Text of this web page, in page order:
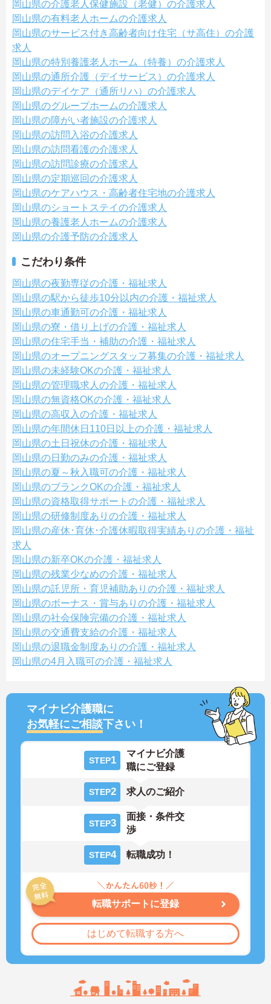
岡山県の介護老人保健施設（老健）の介護求人
岡山県の有料老人ホームの介護求人
岡山県のサービス付き高齢者向け住宅（サ高住）の介護
求人
岡山県の特別養護老人ホーム（特養）の介護求人
岡山県の通所介護（デイサービス）の介護求人
岡山県のデイケア（通所リハ）の介護求人
岡山県のグループホームの介護求人
岡山県の障がい者施設の介護求人
岡山県の訪問入浴の介護求人
岡山県の訪問看護の介護求人
岡山県の訪問診療の介護求人
岡山県の定期巡回の介護求人
岡山県のケアハウス・高齢者住宅地の介護求人
岡山県のショートステイの介護求人
岡山県の養護老人ホームの介護求人
岡山県の介護予防の介護求人
こだわり条件
岡山県の夜勤専従の介護・福祉求人
岡山県の駅から徒歩10分以内の介護・福祉求人
岡山県の車通勤可の介護・福祉求人
岡山県の寮・借り上げの介護・福祉求人
岡山県の住宅手当・補助の介護・福祉求人
岡山県のオープニングスタッフ募集の介護・福祉求人
岡山県の未経験OKの介護・福祉求人
岡山県の管理職求人の介護・福祉求人
岡山県の無資格OKの介護・福祉求人
岡山県の高収入の介護・福祉求人
岡山県の年間休日110日以上の介護・福祉求人
岡山県の土日祝休の介護・福祉求人
岡山県の日勤のみの介護・福祉求人
岡山県の夏～秋入職可の介護・福祉求人
岡山県のブランクOKの介護・福祉求人
岡山県の資格取得サポートの介護・福祉求人
岡山県の研修制度ありの介護・福祉求人
岡山県の産休･育休･介護休暇取得実績ありの介護・福祉
求人
岡山県の新卒OKの介護・福祉求人
岡山県の残業少なめの介護・福祉求人
岡山県の託児所・育児補助ありの介護・福祉求人
岡山県のボーナス・賞与ありの介護・福祉求人
岡山県の社会保険完備の介護・福祉求人
岡山県の交通費支給の介護・福祉求人
岡山県の退職金制度ありの介護・福祉求人
岡山県の4月入職可の介護・福祉求人
マイナビ介護職に
お気軽にご相談下さい！
STEP1
マイナビ介護
職にご登録
STEP2 求人のご紹介
STEP3
面接・条件交
渉
STEP4 転職成功！
転職サポートに登録
はじめて転職する方へ